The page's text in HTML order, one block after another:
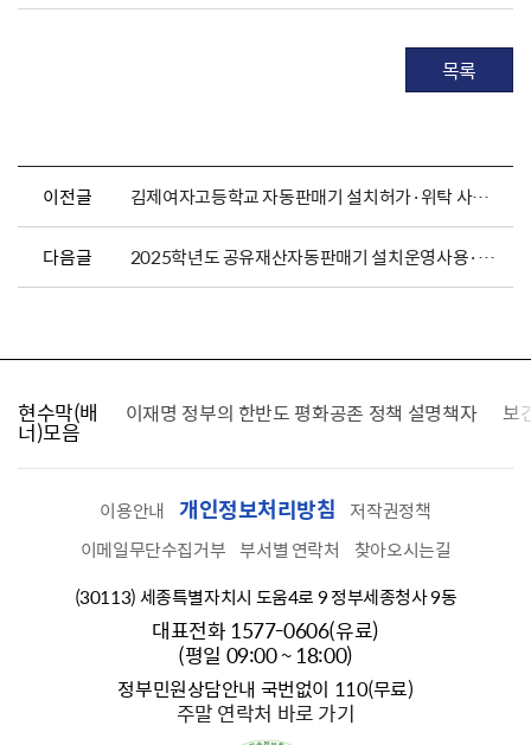
목록
이전글 김제여자고등학교 자동판매기 설치허가·위탁 사전공고
다음글 2025학년도 공유재산자동판매기 설치운영사용·허가 입찰 공고
현수막(배
너)모음
찾습니다 이재명 정부의 한반도 평화공존 정책 설명책자 보
이용안내 개인정보처리방침
저작권정책
이메일무단수집거부 부서별 연락처
찾아오시는길
(30113) 세종특별자치시 도움4로 9 정부세종청사 9동
대표전화 1577-0606(유료)
(평일 09:00 ~ 18:00)
정부민원상담안내 국번없이 110(무료)
주말 연락처 바로 가기